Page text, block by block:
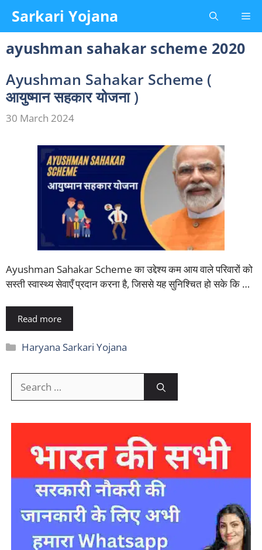
content
Sarkari Yojana
ayushman sahakar scheme 2020
Ayushman Sahakar Scheme (
आयुष्मान सहकार योजना )
30 March 2024
Ayushman Sahakar Scheme का उद्देश्य कम आय वाले परिवारों को
सस्ती स्वास्थ्य सेवाएँ प्रदान करना है, जिससे यह सुनिश्चित हो सके कि …
Read more
Categories
Haryana Sarkari Yojana
for: